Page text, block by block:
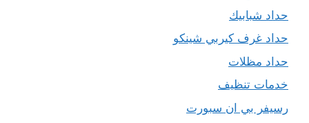
حداد شبابيك
حداد غرف كيربي شينكو
حداد مظلات
خدمات تنظيف
رسيفر بي ان سبورت